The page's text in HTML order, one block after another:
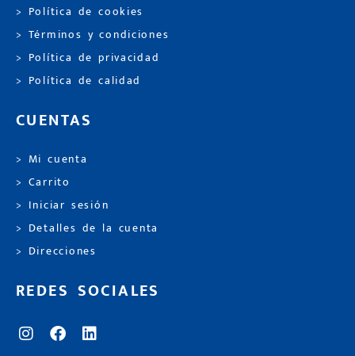
> Política de cookies
> Términos y condiciones
> Política de privacidad
> Política de calidad
CUENTAS
> Mi cuenta
> Carrito
> Iniciar sesión
> Detalles de la cuenta
> Direcciones
REDES SOCIALES